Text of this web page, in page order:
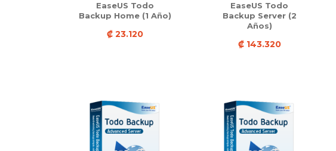
EaseUS Todo
Backup Home (1 Año)
₡ 23.120
EaseUS Todo
Backup Server (2
Años)
₡ 143.320